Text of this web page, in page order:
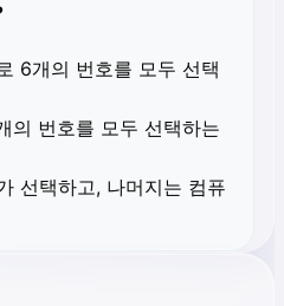
6개의 번호를 모두 선택
의 번호를 모두 선택하는
선택하고, 나머지는 컴퓨